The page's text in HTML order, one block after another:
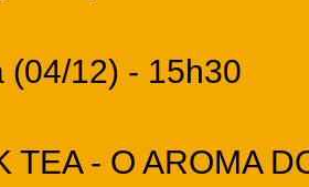
(04/12) - 15h30
TEA - O AROMA